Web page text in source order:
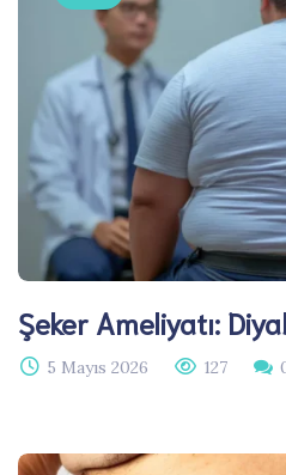
Şeker Ameliyatı:
5 Mayıs 2026 127